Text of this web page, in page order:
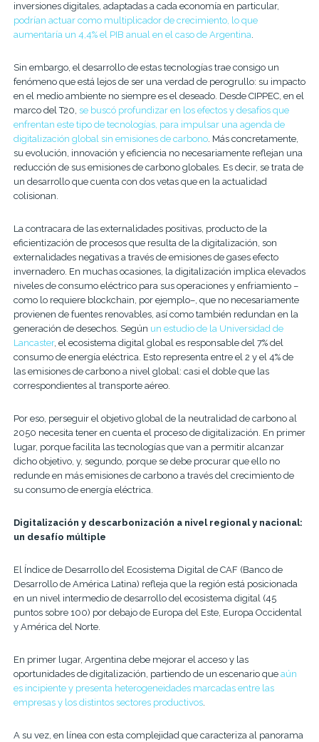
inversiones digitales, adaptadas a cada economía en particular,
podrían actuar como multiplicador de crecimiento, lo que
aumentaría un 4,4% el PIB anual en el caso de Argentina.
Sin embargo, el desarrollo de estas tecnologías trae consigo un
fenómeno que está lejos de ser una verdad de perogrullo: su impacto
en el medio ambiente no siempre es el deseado. Desde CIPPEC, en el
marco del T20, se buscó profundizar en los efectos y desafíos que
enfrentan este tipo de tecnologías, para impulsar una agenda de
digitalización global sin emisiones de carbono. Más concretamente,
su evolución, innovación y eficiencia no necesariamente reflejan una
reducción de sus emisiones de carbono globales. Es decir, se trata de
un desarrollo que cuenta con dos vetas que en la actualidad
colisionan.
La contracara de las externalidades positivas, producto de la
eficientización de procesos que resulta de la digitalización, son
externalidades negativas a través de emisiones de gases efecto
invernadero. En muchas ocasiones, la digitalización implica elevados
niveles de consumo eléctrico para sus operaciones y enfriamiento –
como lo requiere blockchain, por ejemplo–, que no necesariamente
provienen de fuentes renovables, así como también redundan en la
generación de desechos. Según un estudio de la Universidad de
Lancaster, el ecosistema digital global es responsable del 7% del
consumo de energía eléctrica. Esto representa entre el 2 y el 4% de
las emisiones de carbono a nivel global: casi el doble que las
correspondientes al transporte aéreo.
Por eso, perseguir el objetivo global de la neutralidad de carbono al
2050 necesita tener en cuenta el proceso de digitalización. En primer
lugar, porque facilita las tecnologías que van a permitir alcanzar
dicho objetivo, y, segundo, porque se debe procurar que ello no
redunde en más emisiones de carbono a través del crecimiento de
su consumo de energía eléctrica.
Digitalización y descarbonización a nivel regional y nacional:
un desafío múltiple
El Índice de Desarrollo del Ecosistema Digital de CAF (Banco de
Desarrollo de América Latina) refleja que la región está posicionada
en un nivel intermedio de desarrollo del ecosistema digital (45
puntos sobre 100) por debajo de Europa del Este, Europa Occidental
y América del Norte.
En primer lugar, Argentina debe mejorar el acceso y las
oportunidades de digitalización, partiendo de un escenario queaún
es incipiente y presenta heterogeneidades marcadas entre las
empresas y los distintos sectores productivos.
A su vez, en línea con esta complejidad que caracteriza al panorama